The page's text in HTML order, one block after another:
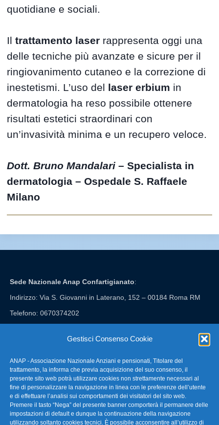
Gestisci Consenso Cookie
ANAP - Associazione Nazionale Anziani e pensionati, Titolare del
trattamento, la informa che previa acquisizione del suo consenso, il
presente sito web potrà utilizzare cookies non strettamente necessari al
fine di personalizzare la navigazione in linea con le preferenze dell’utente
e di effettuare l’analisi sui comportamenti dei visitatori del sito web.
Premere il tasto “Nega” del presente banner comporterà il permanere delle
impostazioni di default e dunque la continuazione della navigazione
utilizzando soltanto cookies tecnici. È possibile acconsentire all’utilizzo di
quotidiane e sociali.
Iltrattamento laser rappresenta oggi una
delle tecniche più avanzate e sicure per il
ringiovanimento cutaneo e la correzione di
inestetismi. L’uso del laser erbium in
dermatologia ha reso possibile ottenere
risultati estetici straordinari con
un’invasività minima e un recupero veloce.
Dott. Bruno Mandalari – Specialista in
dermatologia – Ospedale S. Raffaele
Milano
Sede Nazionale Anap Confartigianato:
Indirizzo: Via S. Giovanni in Laterano, 152 – 00184 Roma RM
Telefono: 0670374202
FAQ – Domande Frequenti
La nostra Newsletter
Link Utili